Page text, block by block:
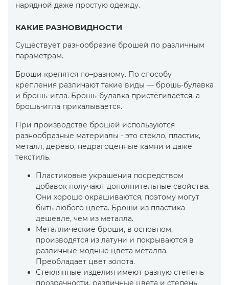
нарядной даже простую одежду.
КАКИЕ РАЗНОВИДНОСТИ
Существует разнообразие брошей по различным
параметрам.
Броши крепятся по–разному. По способу
крепления различают такие виды — брошь-булавка
и брошь-игла. Брошь-булавка пристёгивается, а
брошь-игла прикалывается.
При производстве брошей используются
разнообразные материалы - это стекло, пластик,
металл, дерево, недрагоценные камни и даже
текстиль.
Пластиковые украшения посредством
добавок получают дополнительные свойства.
Они хорошо окрашиваются, поэтому могут
быть любого цвета. Броши из пластика
дешевле, чем из металла.
Металлические броши, в основном,
производятся из латуни и покрываются в
различные модные цвета металла.
Преобладает цвет золота.
Стеклянные изделия имеют разную степень
прозрачности, различные цвета и степень